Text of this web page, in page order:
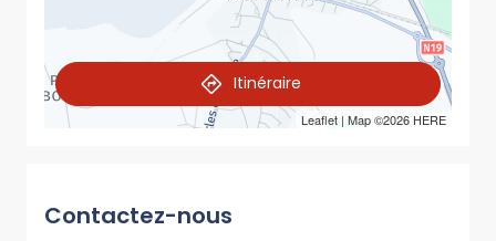
Leaflet | Map ©2026 HERE
Itinéraire
Contactez-nous